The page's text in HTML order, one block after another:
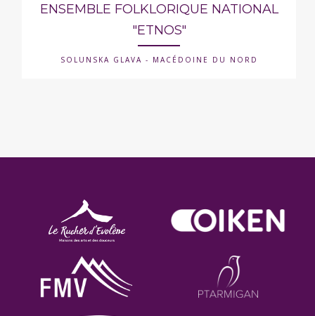
ENSEMBLE FOLKLORIQUE NATIONAL
"ETNOS"
SOLUNSKA GLAVA - MACÉDOINE DU NORD